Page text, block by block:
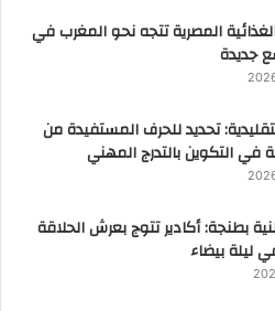
المصرية تتجه نحو المغرب في
جديدة
تحديد للحرف المستفيدة من
في التكوين بالتدرج المهني
بطنجة: أكادير تتوج بعرش الحلاقة
ليلة بيضاء